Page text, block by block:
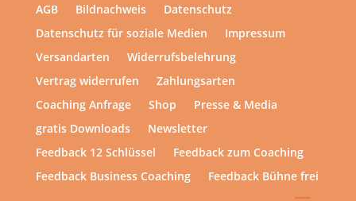
AGB Bildnachweis
Datenschutz
Datenschutz für soziale Medien
Impressum
Versandarten
Widerrufsbelehrung
Vertrag widerrufen
Zahlungsarten
Coaching Anfrage
Shop
Presse & Media
gratis Downloads
Newsletter
Feedback 12 Schlüssel
Feedback zum Coaching
Feedback Business Coaching
Feedback Bühne frei